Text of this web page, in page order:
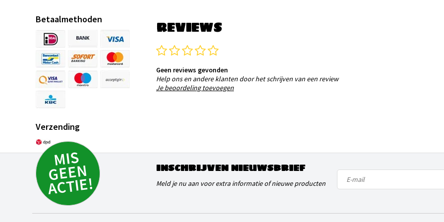
Betaalmethoden
Verzending
REVIEWS
Geen reviews gevonden
Help ons en andere klanten door het schrijven van een review
Je beoordeling toevoegen
MI
S
G
E
E
N
A
C
TI
E!
INSCHRIJVEN NIEUWSBRIEF
Meld je nu aan voor extra informatie of nieuwe producten